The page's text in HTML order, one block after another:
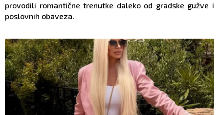
provodili romantične trenutke daleko od gradske gužve i
poslovnih obaveza.